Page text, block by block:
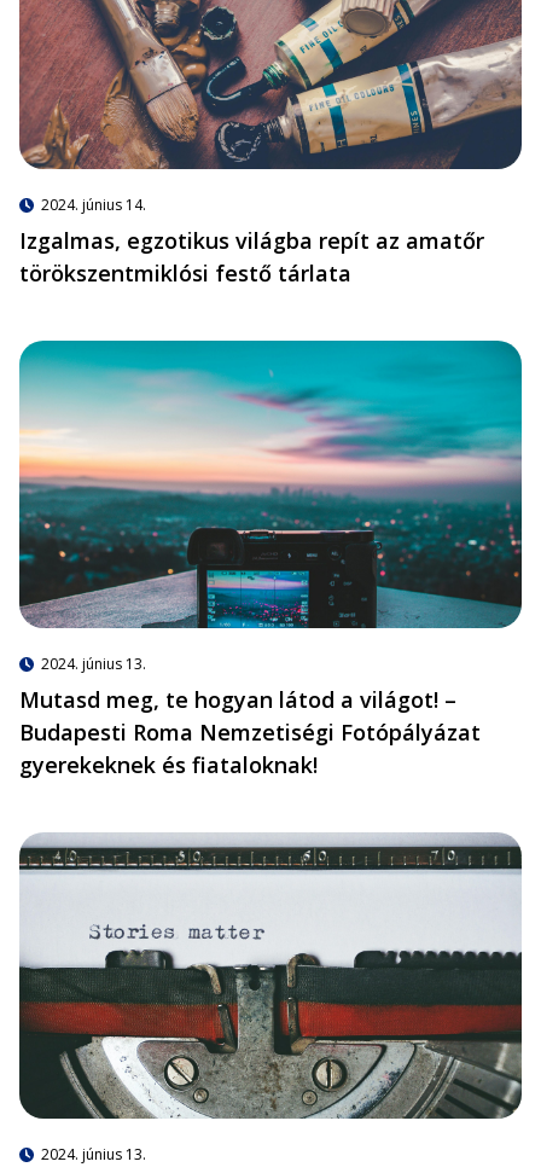
2024. június 14.
Izgalmas, egzotikus világba repít az amatőr
törökszentmiklósi festő tárlata
2024. június 13.
Mutasd meg, te hogyan látod a világot! –
Budapesti Roma Nemzetiségi Fotópályázat
gyerekeknek és fiataloknak!
2024. június 13.